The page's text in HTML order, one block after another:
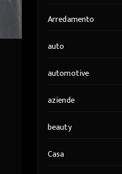
Arredamento
auto
automotive
aziende
beauty
Casa